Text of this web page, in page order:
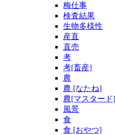
梅仕事
検査結果
生物多様性
産直
直売
考
考[畜産]
農
農 [なたね]
農[マスタード]
風景
食
食 [おやつ]